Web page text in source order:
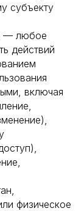
субъекту
— любое
действий
включая
физическое